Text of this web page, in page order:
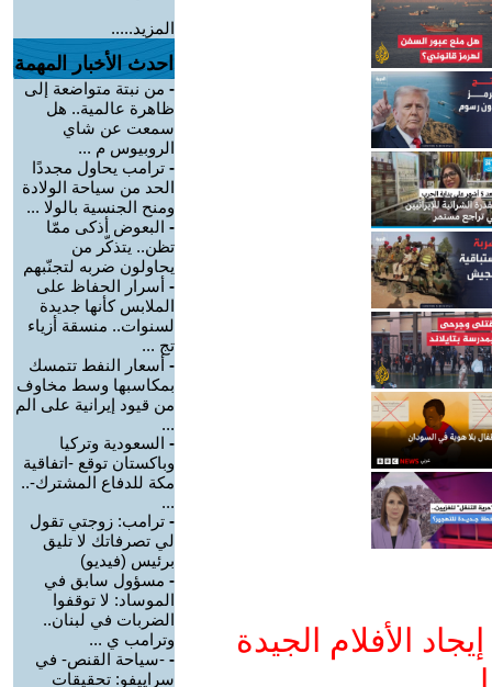
الأفلام الجيدة
المزيد.....
احدث الأخبار المهمة
- من نبتة متواضعة إلى
ظاهرة عالمية.. هل
سمعت عن شاي
الروبيوس م ...
- ترامب يحاول مجددًا
الحد من سياحة الولادة
ومنح الجنسية بالولا ...
- البعوض أذكى ممّا
تظن.. يتذكّر من
يحاولون ضربه لتجنّبهم
- أسرار الحفاظ على
الملابس كأنها جديدة
لسنوات.. منسقة أزياء
تج ...
- أسعار النفط تتمسك
بمكاسبها وسط مخاوف
من قيود إيرانية على الم
...
- السعودية وتركيا
وباكستان توقع -اتفاقية
مكة للدفاع المشترك-..
...
- ترامب: زوجتي تقول
لي تصرفاتك لا تليق
برئيس (فيديو)
- مسؤول سابق في
الموساد: لا توقفوا
الضربات في لبنان..
وترامب ي ...
- -سياحة القنص- في
سراييفو: تحقيقات